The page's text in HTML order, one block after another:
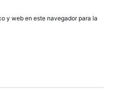
y web en este navegador para la